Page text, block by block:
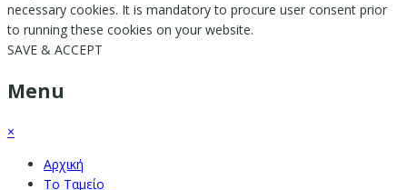
necessary cookies. It is mandatory to procure user consent prior
to running these cookies on your website.
SAVE & ACCEPT
Menu
×
Αρχική
Το Ταμείο